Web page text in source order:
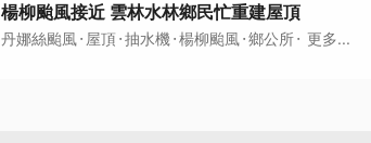
楊柳颱風接近 雲林水林鄉民忙重建屋頂
丹娜絲颱風· 屋頂·抽水機 ·楊柳颱風·鄉公所· 更多...